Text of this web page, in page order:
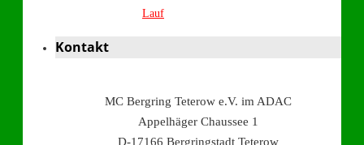
Lauf
Kontakt
MC Bergring Teterow e.V. im ADAC
Appelhäger Chaussee 1
D-17166 Bergringstadt Teterow